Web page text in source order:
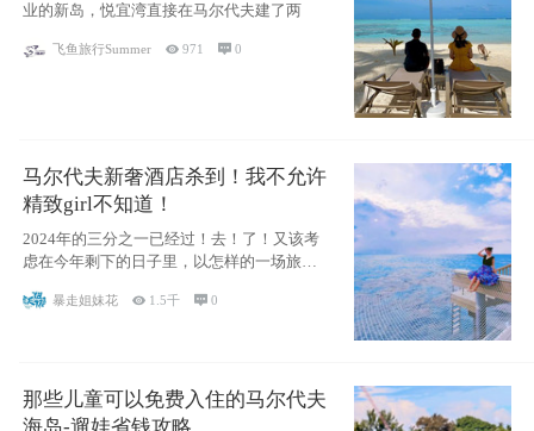
业的新岛，悦宜湾直接在马尔代夫建了两
飞鱼旅行Summer 971 0
马尔代夫新奢酒店杀到！我不允许
精致girl不知道！
2024年的三分之一已经过！去！了！又该考
虑在今年剩下的日子里，以怎样的一场旅行
暴走姐妹花  1.5千 0
那些儿童可以免费入住的马尔代夫